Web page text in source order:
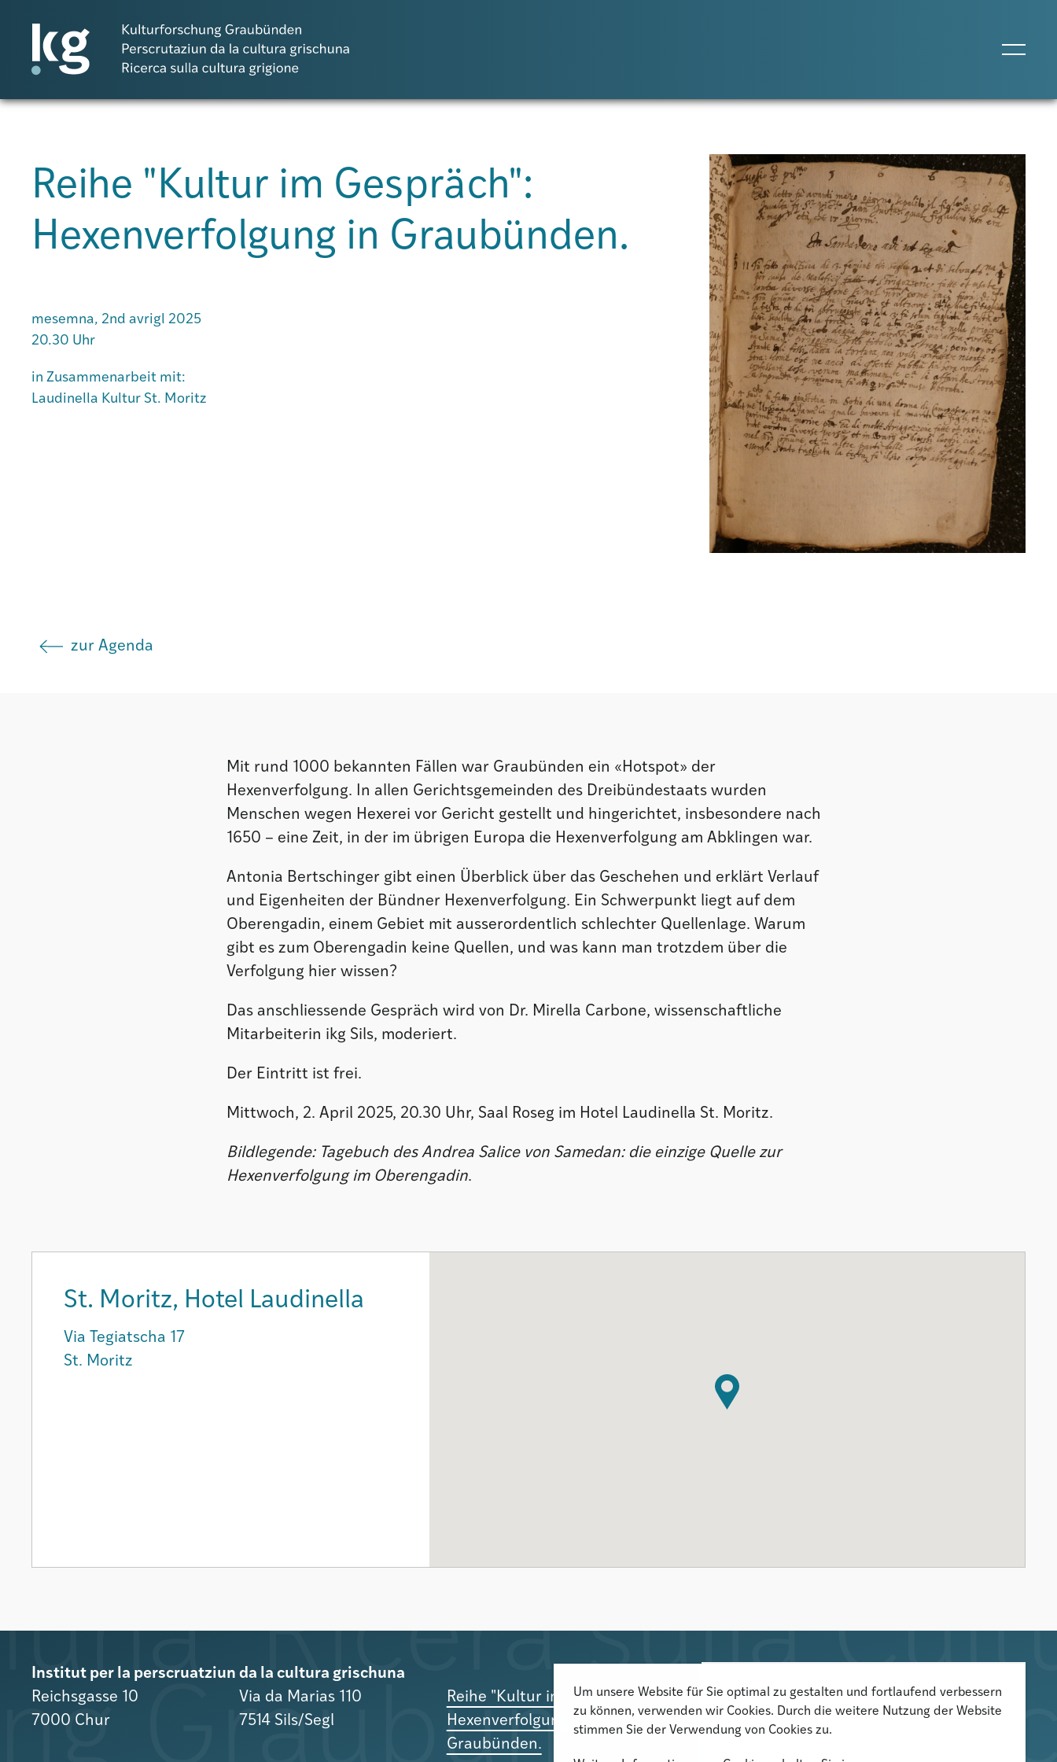
Projects
Publicaziuns
Agenda
Institut
Reihe "Kultur im Gespräch":
Hexenverfolgung in Graubünden.
mesemna, 2nd avrigl 2025
20.30 Uhr
in Zusammenarbeit mit:
Laudinella Kultur St. Moritz
zur Agenda
Mit rund 1000 bekannten Fällen war Graubünden ein «Hotspot» der
Hexenverfolgung. In allen Gerichtsgemeinden des Dreibündestaats wurden
Menschen wegen Hexerei vor Gericht gestellt und hingerichtet, insbesondere nach
1650 – eine Zeit, in der im übrigen Europa die Hexenverfolgung am Abklingen war.
Antonia Bertschinger gibt einen Überblick über das Geschehen und erklärt Verlauf
und Eigenheiten der Bündner Hexenverfolgung. Ein Schwerpunkt liegt auf dem
Oberengadin, einem Gebiet mit ausserordentlich schlechter Quellenlage. Warum
gibt es zum Oberengadin keine Quellen, und was kann man trotzdem über die
Verfolgung hier wissen?
Das anschliessende Gespräch wird von Dr. Mirella Carbone, wissenschaftliche
Mitarbeiterin ikg Sils, moderiert.
Der Eintritt ist frei.
Mittwoch, 2. April 2025, 20.30 Uhr, Saal Roseg im Hotel Laudinella St. Moritz.
Bildlegende: Tagebuch des Andrea Salice von Samedan: die einzige Quelle zur
Hexenverfolgung im Oberengadin.
St. Moritz, Hotel Laudinella
Via Tegiatscha 17
St. Moritz
Institut per la perscruatziun da la cultura grischuna
Reichsgasse 10
7000 Chur
Via da Marias 110
7514 Sils/Segl
Reihe "Kultur im Gespräch":
Hexenverfolgung in
Graubünden.
Der Newsletter informiert über
aktuelle Veranstaltungen,
Publikationen und
Um unsere Website für Sie optimal zu gestalten und fortlaufend verbessern
zu können, verwenden wir Cookies. Durch die weitere Nutzung der Website
stimmen Sie der Verwendung von Cookies zu.